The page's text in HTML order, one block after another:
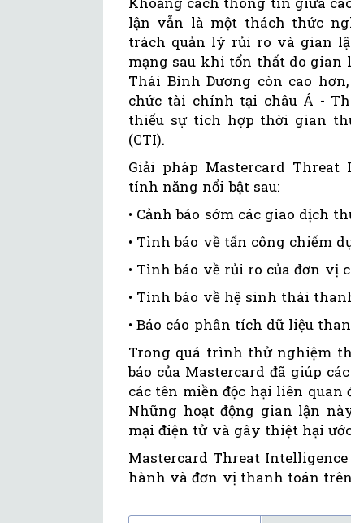
lận vẫn là một thách thức
trách quản lý rủi ro và gian
mạng sau khi tổn thất do gian
Thái Bình Dương còn cao
chức tài chính tại châu Á -
thiếu sự tích hợp thời gian
(CTI).
Giải pháp Mastercard
tính năng nổi bật sau:
• Cảnh báo sớm các giao dịch
• Tình báo về tấn công chiếm
• Tình báo về rủi ro của đơn vị
• Tình báo về hệ sinh thái
• Báo cáo phân tích dữ liệu
Trong quá trình thử nghiệm
báo của Mastercard đã giúp
các tên miền độc hại liên
Những hoạt động gian lận
mại điện tử và gây thiệt hại
Mastercard Threat
hành và đơn vị thanh toán